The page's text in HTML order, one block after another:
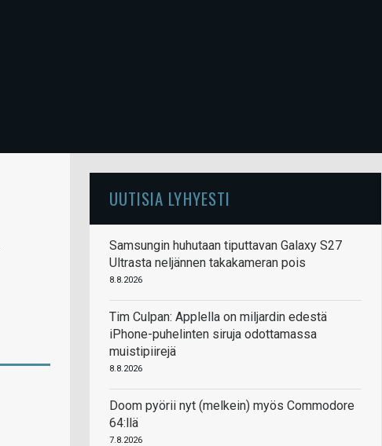
UUTISIA LYHYESTI
Samsungin huhutaan tiputtavan Galaxy S27
Ultrasta neljännen takakameran pois
8.8.2026
Tim Culpan: Applella on miljardin edestä
iPhone-puhelinten siruja odottamassa
muistipiirejä
8.8.2026
Doom pyörii nyt (melkein) myös Commodore
64:llä
7.8.2026